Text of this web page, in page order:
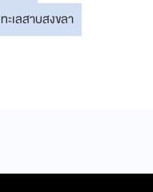
ทะเลสาบสงขลา